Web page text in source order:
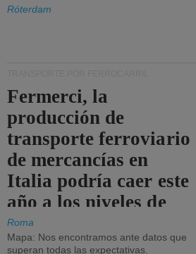
Róterdam
Fermerci, la
producción de
transporte ferroviario
de mercancías en
Italia podría caer este
año a los niveles de
2015.
Roma
Mapa: Nos encontramos ante datos que
superan todas las expectativas.